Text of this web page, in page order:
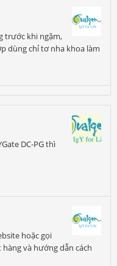
trước khi ngậm,
dùng chỉ tơ nha khoa làm
DC-PG thì
hoặc gọi
và hướng dẫn cách